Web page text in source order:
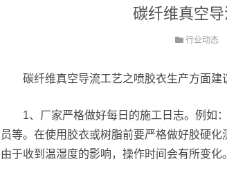
碳纤维真空
行业动态
碳纤维真空导流工艺之喷胶衣生产方面建
1、厂家严格做好每日的施工日志。例如
员等。在使用胶衣或树脂前要严格做好胶硬
由于收到温湿度的影响，操作时间会有所变化。